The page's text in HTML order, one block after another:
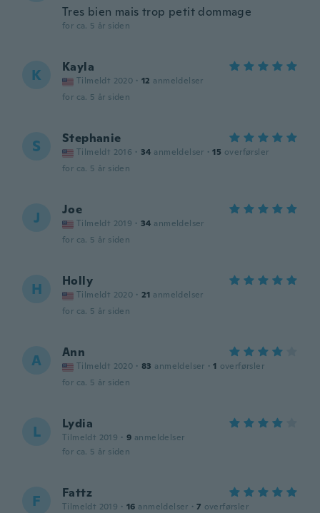
Tres bien mais trop petit dommage
for ca. 5 år siden
K Kayla
Tilmeldt 2020 · 12 anmeldelser
for ca. 5 år siden
S Stephanie
Tilmeldt 2016 · 34 anmeldelser · 15 overførsler
for ca. 5 år siden
J Joe
Tilmeldt 2019 · 34 anmeldelser
for ca. 5 år siden
H Holly
Tilmeldt 2020 · 21 anmeldelser
for ca. 5 år siden
A Ann
Tilmeldt 2020 · 83 anmeldelser · 1 overførsler
for ca. 5 år siden
L Lydia
Tilmeldt 2019 · 9 anmeldelser
for ca. 5 år siden
F Fattz
Tilmeldt 2019 · 16 anmeldelser · 7 overførsler